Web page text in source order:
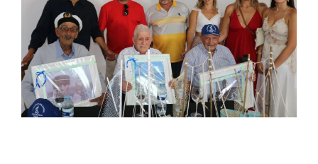
CONTACTO